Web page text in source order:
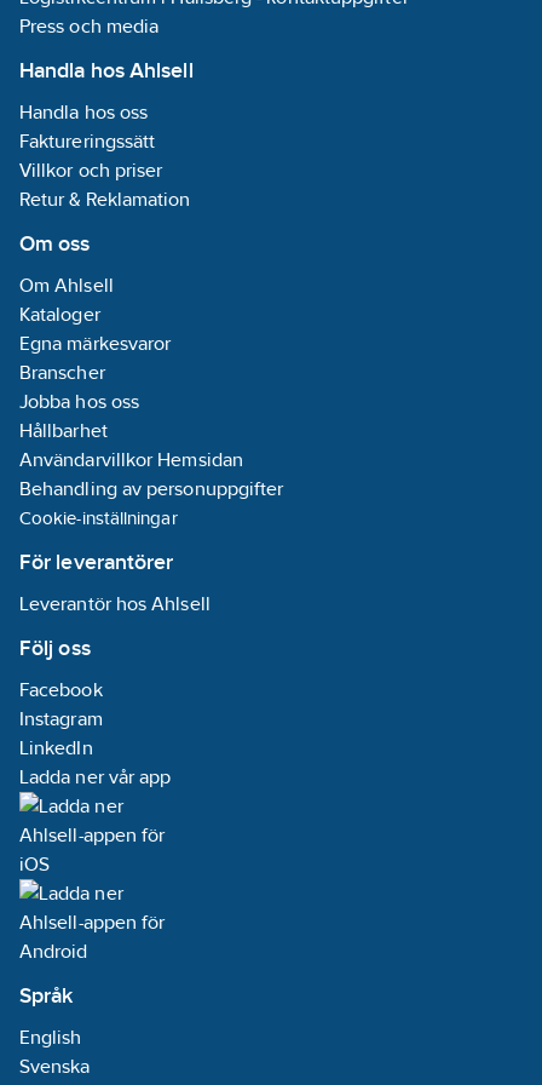
upp till 10 år
-1 liter/8-10 m2. En
För instruktion m.m.
www.organowood.com
Press och media
Handla hos Ahlsell
Handla hos oss
Faktureringssätt
Villkor och priser
Retur & Reklamation
Om oss
Om Ahlsell
Kataloger
Egna märkesvaror
Branscher
Jobba hos oss
Hållbarhet
Användarvillkor Hemsidan
Behandling av personuppgifter
Cookie-inställningar
För leverantörer
Leverantör hos Ahlsell
Följ oss
Facebook
Instagram
LinkedIn
Ladda ner vår app
Språk
English
Svenska